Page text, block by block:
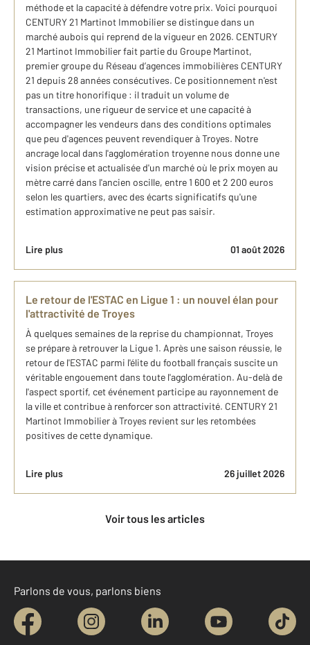
méthode et la capacité à défendre votre prix. Voici pourquoi
CENTURY 21 Martinot Immobilier se distingue dans un
marché aubois qui reprend de la vigueur en 2026. CENTURY
21 Martinot Immobilier fait partie du Groupe Martinot,
premier groupe du Réseau d’agences immobilières CENTURY
21 depuis 28 années consécutives. Ce positionnement n'est
pas un titre honorifique : il traduit un volume de
transactions, une rigueur de service et une capacité à
accompagner les vendeurs dans des conditions optimales
que peu d'agences peuvent revendiquer à Troyes. Notre
ancrage local dans l'agglomération troyenne nous donne une
vision précise et actualisée d'un marché où le prix moyen au
mètre carré dans l'ancien oscille, entre 1 600 et 2 200 euros
selon les quartiers, avec des écarts significatifs qu'une
estimation approximative ne peut pas saisir.
Lire plus 01 août 2026
Le retour de l'ESTAC en Ligue 1 : un nouvel élan pour
l'attractivité de Troyes
À quelques semaines de la reprise du championnat, Troyes
se prépare à retrouver la Ligue 1. Après une saison réussie, le
retour de l'ESTAC parmi l'élite du football français suscite un
véritable engouement dans toute l'agglomération. Au-delà de
l'aspect sportif, cet événement participe au rayonnement de
la ville et contribue à renforcer son attractivité. CENTURY 21
Martinot Immobilier à Troyes revient sur les retombées
positives de cette dynamique.
Lire plus 26 juillet 2026
Voir tous les articles
Parlons de vous, parlons biens